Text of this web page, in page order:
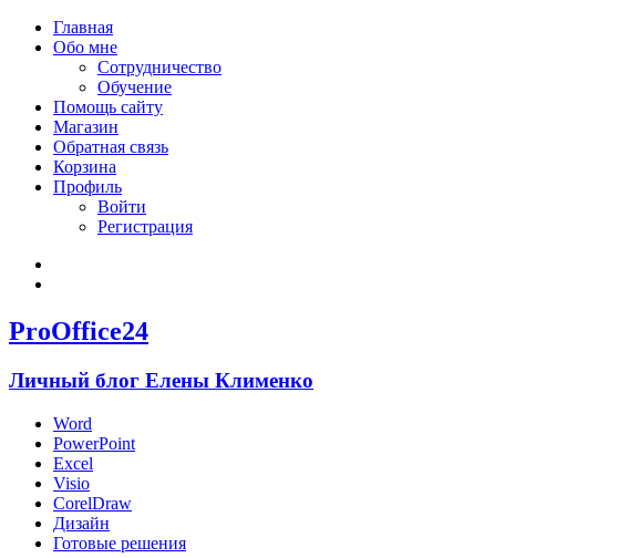
Главная
Обо мне
Сотрудничество
Обучение
Помощь сайту
Магазин
Обратная связь
Корзина
Профиль
Войти
Регистрация
ProOffice24
Личный блог Елены Клименко
Word
PowerPoint
Excel
Visio
CorelDraw
Дизайн
Готовые решения